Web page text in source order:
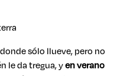
sólo llueve, pero no
le da tregua, yen verano